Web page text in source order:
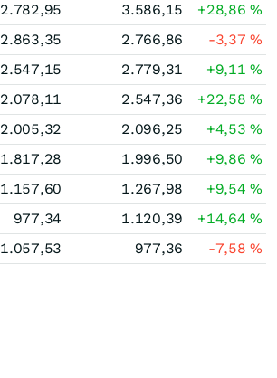
2.782,95 3.586,15 +28,86%
2.863,35 2.766,86 -3,37%
2.547,15 2.779,31 +9,11%
2.078,11 2.547,36 +22,58%
2.005,32 2.096,25 +4,53%
1.817,28 1.996,50 +9,86%
1.157,60 1.267,98 +9,54%
977,34 1.120,39 +14,64%
1.057,53 977,36 -7,58%